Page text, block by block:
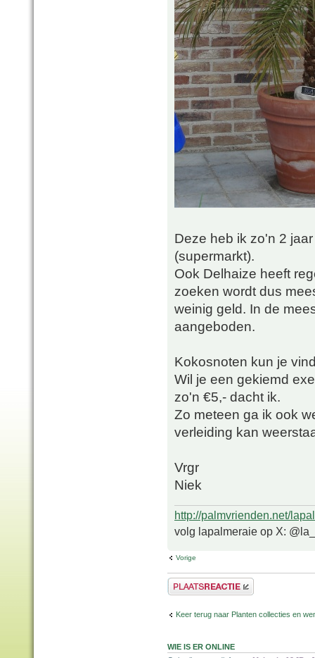
Deze heb ik zo'n 2
(supermarkt).
Ook Delhaize heeft
zoeken wordt dus
weinig geld. In de
aangeboden.
Kokosnoten kun je
Wil je een gekiemd
zo'n €5,- dacht ik.
Zo meteen ga ik ook
verleiding kan
Vrgr
Niek
http://palmvrienden.net/
volg lapalmeraie op X:
Vorige
Plaats een reactie
Keer terug naar Planten collecties en
WIE IS ER ONLINE